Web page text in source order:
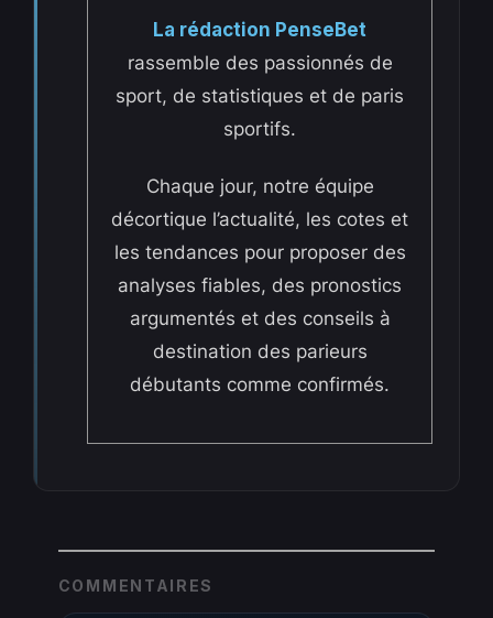
La rédaction PenseBet
rassemble des passionnés de
sport, de statistiques et de paris
sportifs.
Chaque jour, notre équipe
décortique l’actualité, les cotes et
les tendances pour proposer des
analyses fiables, des pronostics
argumentés et des conseils à
destination des parieurs
débutants comme confirmés.
COMMENTAIRES